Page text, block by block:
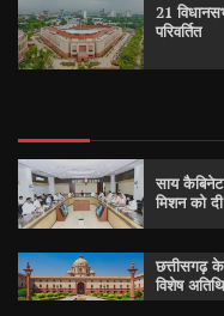
21
परिवर्तित
साय
मिशन को
छत्तीसगढ़
विशेष अतिथि